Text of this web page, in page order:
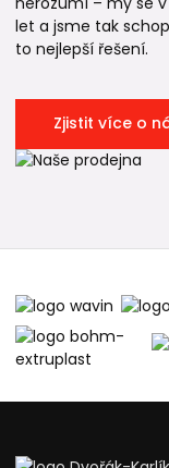
let a jsme tak
to nejlepší řešení.
Zjistit více o